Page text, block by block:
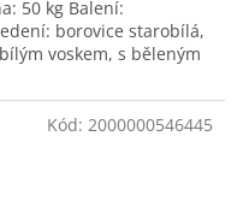
50 kg Balení:
borovice starobílá,
voskem, s běleným
Kód: 2000000546445